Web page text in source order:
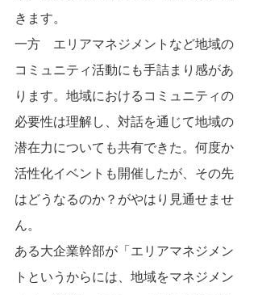
きます。
一方　エリアマネジメントなど地域の
コミュニティ活動にも手詰まり感があ
ります。地域におけるコミュニティの
必要性は理解し、対話を通じて地域の
潜在力についても共有できた。何度か
活性化イベントも開催したが、その先
はどうなるのか？がやはり見通せませ
ん。
ある大企業幹部が「エリアマネジメン
トというからには、地域をマネジメン